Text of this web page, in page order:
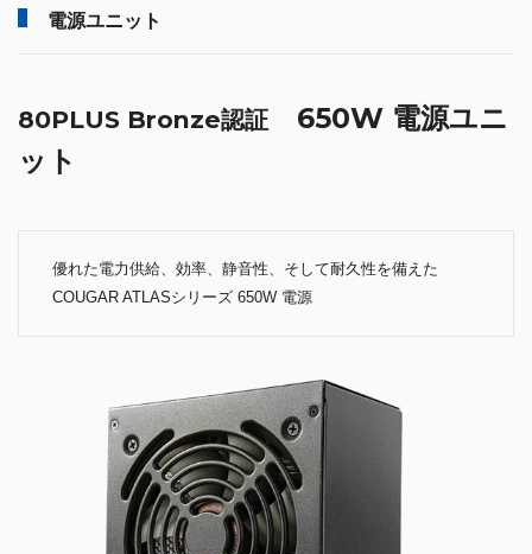
電源ユニット
80PLUS Bronze認証 650W 電源ユニ
ット
優れた電力供給、効率、静音性、そして耐久性を備えた
COUGAR ATLASシリーズ 650W 電源